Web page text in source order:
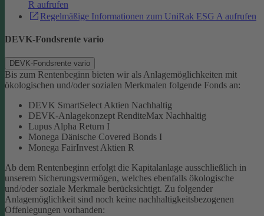
R aufrufen
Regelmäßige Informationen zum UniRak ESG A aufrufen
DEVK-Fondsrente vario
DEVK-Fondsrente vario
Bis zum Rentenbeginn bieten wir als Anlagemöglichkeiten mit
ökologischen und/oder sozialen Merkmalen folgende Fonds an:
DEVK SmartSelect Aktien Nachhaltig
DEVK-Anlagekonzept RenditeMax Nachhaltig
Lupus Alpha Return I
Monega Dänische Covered Bonds I
Monega FairInvest Aktien R
Ab dem Rentenbeginn erfolgt die Kapitalanlage ausschließlich in
unserem Sicherungsvermögen, welches ebenfalls ökologische
und/oder soziale Merkmale berücksichtigt. Zu folgender
Anlagemöglichkeit sind noch keine nachhaltigkeitsbezogenen
Offenlegungen vorhanden: